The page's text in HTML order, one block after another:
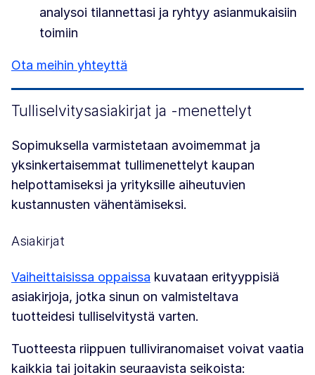
analysoi tilannettasi ja ryhtyy asianmukaisiin
toimiin
Ota meihin yhteyttä
Tulliselvitysasiakirjat ja -menettelyt
Sopimuksella varmistetaan avoimemmat ja
yksinkertaisemmat tullimenettelyt kaupan
helpottamiseksi ja yrityksille aiheutuvien
kustannusten vähentämiseksi.
Asiakirjat
Vaiheittaisissa oppaissa kuvataan erityyppisiä
asiakirjoja, jotka sinun on valmisteltava
tuotteidesi tulliselvitystä varten.
Tuotteesta riippuen tulliviranomaiset voivat vaatia
kaikkia tai joitakin seuraavista seikoista: